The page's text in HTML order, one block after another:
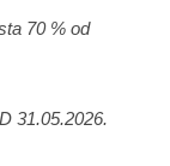
70 % od
31.05.2026.